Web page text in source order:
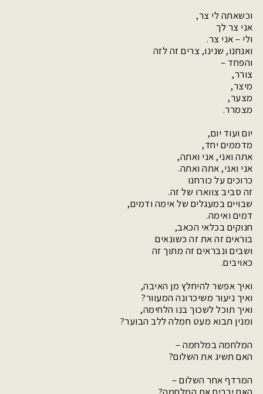
וכשאתה לי צר,
אני צר לך
ולי – אני צר.
ואנחנו, שנינו, צרים זה לזה
והפחד –
צורר,
מיצר,
מצער,
מצמרר.
יום ועוד יום,
מדממים יחד,
אתה ואני, אני ואתה,
אני ואני, אתה ואתה.
כרוכים על כורחנו
זה סביב צווארו של זה.
שבויים במעגלים של אימה ודמים,
דמים ואימה.
חנוקים בכלאי הכאב,
בוראים זה את זה כשונאים
ושבים ונבראים זה מתוך זה
כאויבים.
ואיך אפשר להיחלץ מן האיבה,
ואיך ניעור משיכרונה המעוור?
ואיך תוכל לשכוך בנו הלחימה,
ומנין תבוא מעט חמלה ללב הבוער?
המלחמה במלחמה –
האם תשיג את השלום?
המרדף אחר השלום –